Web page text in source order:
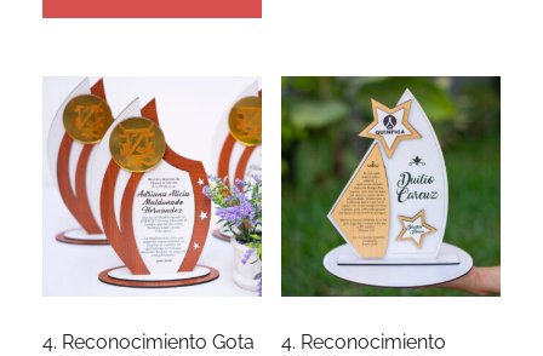
4. Reconocimiento Gota
4. Reconocimiento